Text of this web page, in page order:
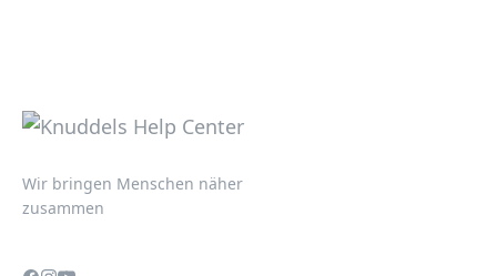
Wir bringen Menschen näher
zusammen